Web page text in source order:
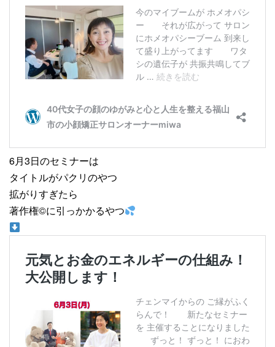
6月3日のセミナーは
タイトルがパクリのやつ
拡がりすぎたら
著作権©️に引っかかるやつ